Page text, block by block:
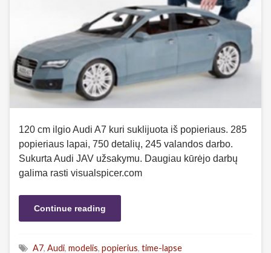
120 cm ilgio Audi A7 kuri suklijuota iš popieriaus. 285
popieriaus lapai, 750 detalių, 245 valandos darbo.
Sukurta Audi JAV užsakymu. Daugiau kūrėjo darbų
galima rasti visualspicer.com
Continue reading
A7, Audi, modelis, popierius, time-lapse